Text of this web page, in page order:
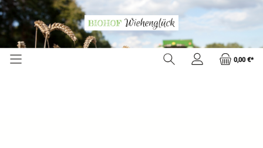
0,00 €*